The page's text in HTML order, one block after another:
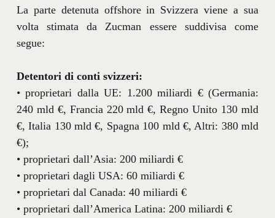
La parte detenuta offshore in Svizzera viene a sua
volta stimata da Zucman essere suddivisa come
segue:
Detentori di conti svizzeri:
• proprietari dalla UE: 1.200 miliardi € (Germania:
240 mld €, Francia 220 mld €, Regno Unito 130 mld
€, Italia 130 mld €, Spagna 100 mld €, Altri: 380 mld
€);
• proprietari dall’Asia: 200 miliardi €
• proprietari dagli USA: 60 miliardi €
• proprietari dal Canada: 40 miliardi €
• proprietari dall’America Latina: 200 miliardi €